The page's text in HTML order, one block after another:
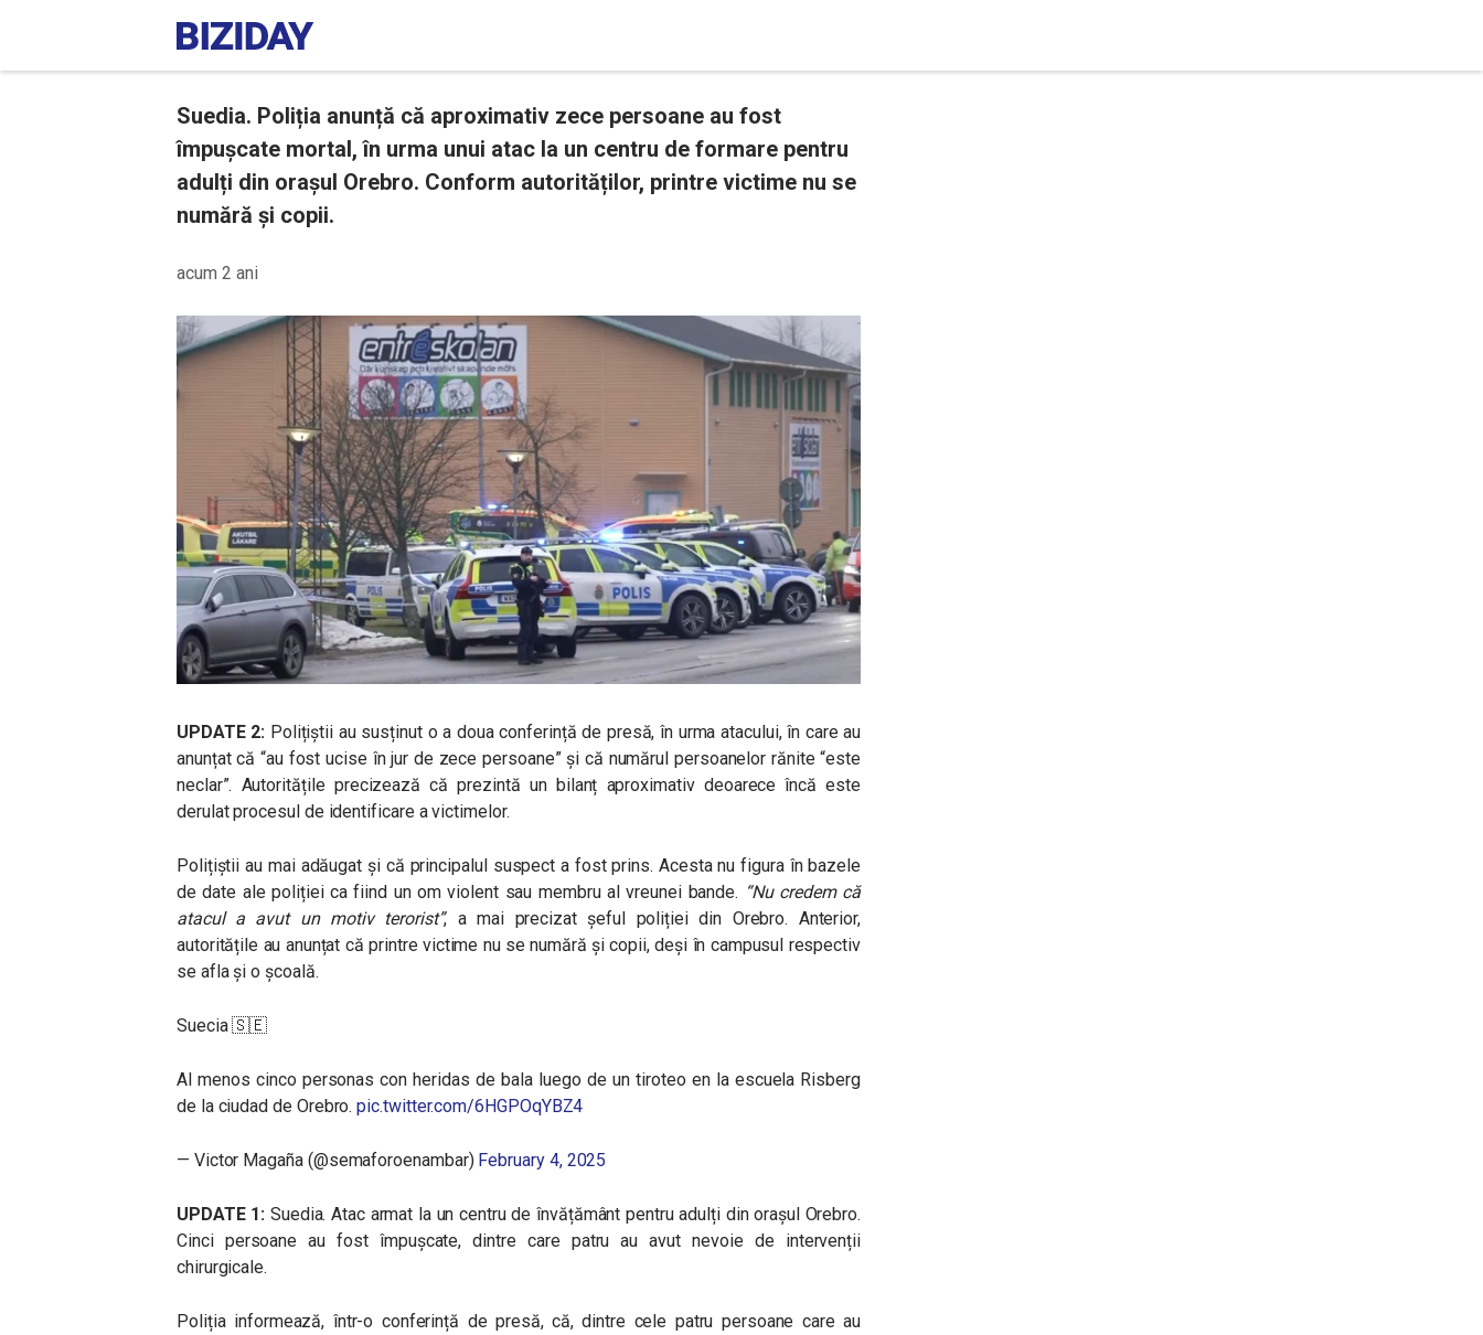
Suedia. Poliția anunță că aproximativ zece persoane au fost
împușcate mortal, în urma unui atac la un centru de formare pentru
adulți din orașul Orebro. Conform autorităților, printre victime nu se
numără și copii.
acum 2 ani
UPDATE 2: Polițiștii au susținut o a doua conferință de presă, în urma atacului, în care au
anunțat că “au fost ucise în jur de zece persoane” și că numărul persoanelor rănite “este
neclar”. Autoritățile precizează că prezintă un bilanț aproximativ deoarece încă este
derulat procesul de identificare a victimelor.
Polițiștii au mai adăugat și că principalul suspect a fost prins. Acesta nu figura în bazele
de date ale poliției ca fiind un om violent sau membru al vreunei bande. “Nu credem că
atacul a avut un motiv terorist”, a mai precizat șeful poliției din Orebro. Anterior,
autoritățile au anunțat că printre victime nu se numără și copii, deși în campusul respectiv
se afla și o școală.
Suecia 🇸🇪
Al menos cinco personas con heridas de bala luego de un tiroteo en la escuela Risberg
de la ciudad de Orebro.pic.twitter.com/6HGPOqYBZ4
— Victor Magaña (@semaforoenambar) February 4, 2025
UPDATE 1: Suedia. Atac armat la un centru de învățământ pentru adulți din orașul Orebro.
Cinci persoane au fost împușcate, dintre care patru au avut nevoie de intervenții
chirurgicale.
Poliția informează, într-o conferință de presă, că, dintre cele patru persoane care au